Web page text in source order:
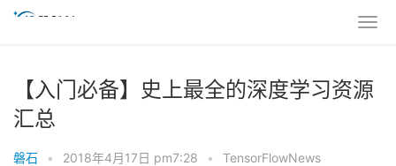
【入门必备】史上最全的深度学习资源
汇总
磐石 • 2018年4月17日 pm7:28 • TensorFlowNews